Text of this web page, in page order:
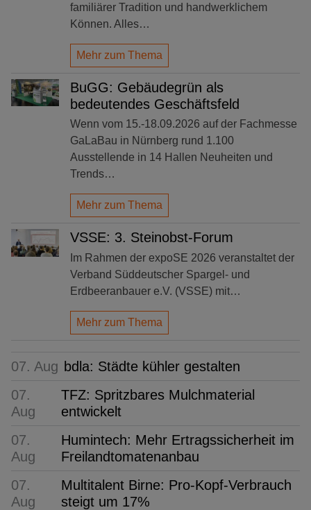
familiärer Tradition und handwerklichem
Können. Alles…
Mehr zum Thema
BuGG: Gebäudegrün als
bedeutendes Geschäftsfeld
Wenn vom 15.-18.09.2026 auf der Fachmesse
GaLaBau in Nürnberg rund 1.100
Ausstellende in 14 Hallen Neuheiten und
Trends…
Mehr zum Thema
VSSE: 3. Steinobst-Forum
Im Rahmen der expoSE 2026 veranstaltet der
Verband Süddeutscher Spargel- und
Erdbeeranbauer e.V. (VSSE) mit…
Mehr zum Thema
07. Aug bdla: Städte kühler gestalten
07.
Aug
TFZ: Spritzbares Mulchmaterial
entwickelt
07.
Aug
Humintech: Mehr Ertragssicherheit im
Freilandtomatenanbau
07.
Aug
Multitalent Birne: Pro-Kopf-Verbrauch
steigt um 17%